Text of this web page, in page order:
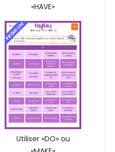
«HAVE»
PREMIUM
Utiliser «DO» ou